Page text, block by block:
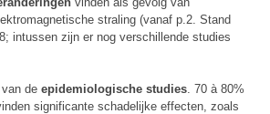
straling (vanaf p.2. Stand
intussen zijn er nog verschillende studies
de epidemiologische studies . 70 à 80%
significante schadelijke effecten, zoals